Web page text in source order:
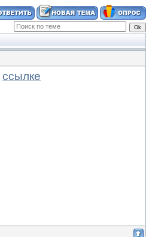
ссылке